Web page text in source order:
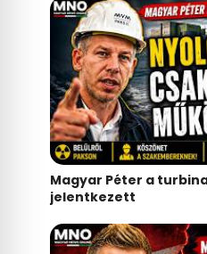
Magyar Péter a
jelentkezett